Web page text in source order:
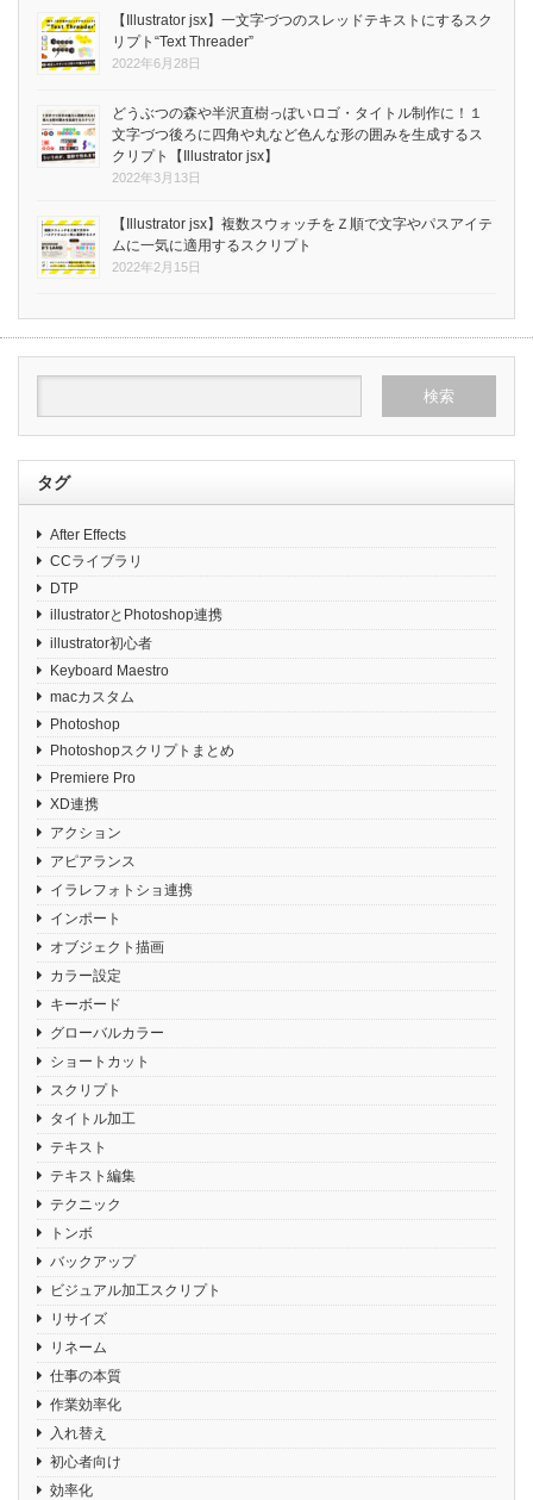
【Illustrator jsx】一文字づつのスレッドテキストにするスク
リプト“Text Threader”
2022年6月28日
どうぶつの森や半沢直樹っぽいロゴ・タイトル制作に！１
文字づつ後ろに四角や丸など色んな形の囲みを生成するス
クリプト【Illustrator jsx】
2022年3月13日
【Illustrator jsx】複数スウォッチをＺ順で文字やパスアイテ
ムに一気に適用するスクリプト
2022年2月15日
タグ
After Effects
CCライブラリ
DTP
illustratorとPhotoshop連携
illustrator初心者
Keyboard Maestro
macカスタム
Photoshop
Photoshopスクリプトまとめ
Premiere Pro
XD連携
アクション
アピアランス
イラレフォトショ連携
インポート
オブジェクト描画
カラー設定
キーボード
グローバルカラー
ショートカット
スクリプト
タイトル加工
テキスト
テキスト編集
テクニック
トンボ
バックアップ
ビジュアル加工スクリプト
リサイズ
リネーム
仕事の本質
作業効率化
入れ替え
初心者向け
効率化